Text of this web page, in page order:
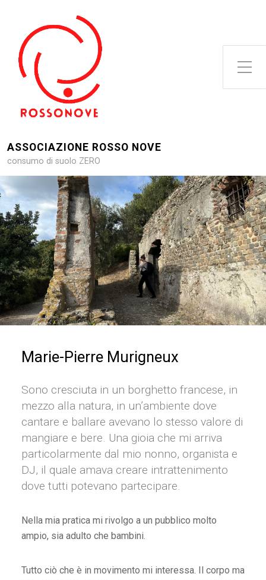
Attiva/disattiva il menu
ASSOCIAZIONE ROSSO NOVE
consumo di suolo ZERO
Marie-Pierre Murigneux
Sono cresciuta in un borghetto francese, in
mezzo alla natura, in un’ambiente dove
cantare e ballare avevano lo stesso valore di
mangiare e bere. Una gioia che mi arriva
particolarmente dal mio nonno, organista e
DJ, il quale amava creare intrattenimento
dove tutti potevano partecipare.
Nella mia pratica mi rivolgo a un pubblico molto
ampio, sia adulto che bambini.
Tutto ciò che è in movimento mi interessa. Il corpo ma